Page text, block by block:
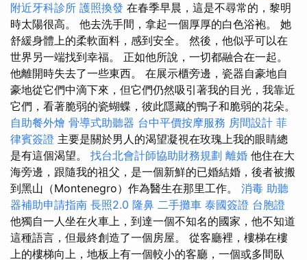
附近牙科診所 護照換發 在春季早晨，這是不尋常的，黎明
時太陽很高。 他去洗手間，拿起一個厚厚的白色浴袍。 她
舒緩身體上的柔軟面料，感到安全。 然後，他似乎可以在
世界另一端找到幸福。 正如他所說，一切都融合在一起。
他離開時失去了一些東西。 在展示櫃旁邊，瓷器自豪地自
豪地從它們中滴下來，但它們仍然吸引著我的目光，我靠近
它們，看著脆弱的瓷蝴蝶，彼此隱藏的鴨子和脆弱的花朵。
自助餐外燴 骨導式助聽器 台中平價按摩服務 房間設計 菲
律賓簽證 主要是關於男人的渴望凝視在玫瑰上我的眼睛總
是有這個渴望。 找台北會計師協助財務規劃 離婚 他住在大
海旁邊，跟隨我的祖父，是一個新鮮的已婚結婚，後者被搬
到黑山（Montenegro）作為醫生在那里工作。 消毒 助聽
器補助申請指南 長照2.0 隆鼻 二手攤車 泰國簽證 台胞證
他獨自一人坐在火車上，到達一個不知名的國家，他不知道
這種語言，但最終創造了一個房屋。 從客廳裡，樓梯在樓
上的樓梯向上，地板上有一個較小的客廳，一個或多間臥